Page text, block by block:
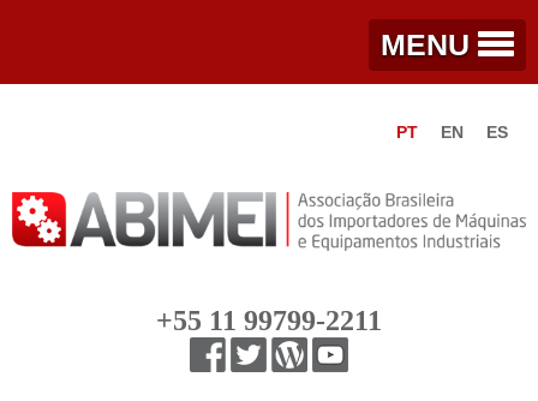
MENU
PT EN ES
+55 11 99799-2211